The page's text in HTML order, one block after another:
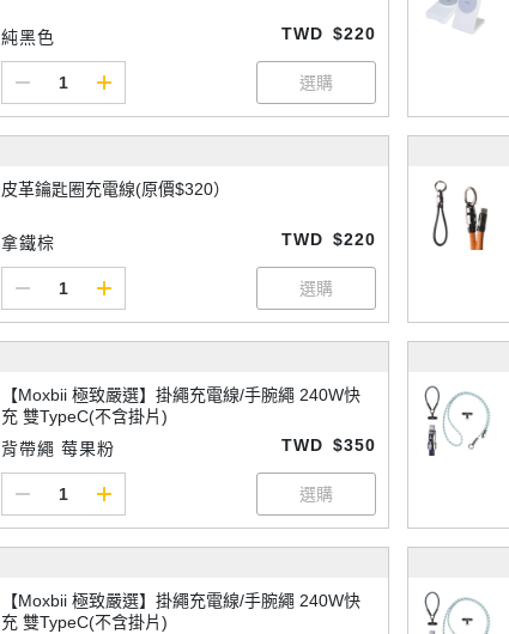
純黑色 TWD $220
皮革鑰匙圈充電線(原價$320）
拿鐵棕 TWD $220
【Moxbii 極致嚴選】掛繩充電線/手腕繩 240W快
充 雙TypeC(不含掛片)
背帶繩 莓果粉
TWD $350
【Moxbii 極致嚴選】掛繩充電線/手腕繩 240W快
充 雙TypeC(不含掛片)